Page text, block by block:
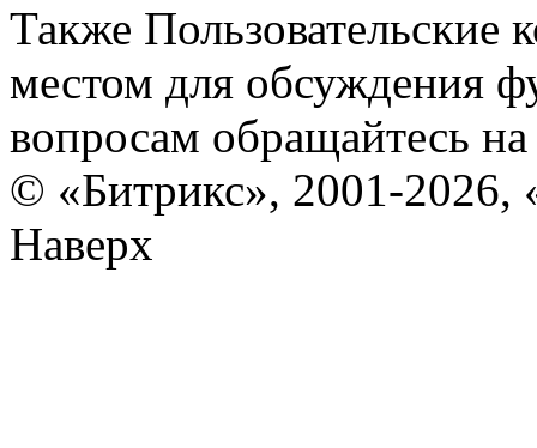
Также Пользовательские
местом для обсуждения
вопросам обращайтесь
© «Битрикс», 2001-2026,
Наверх